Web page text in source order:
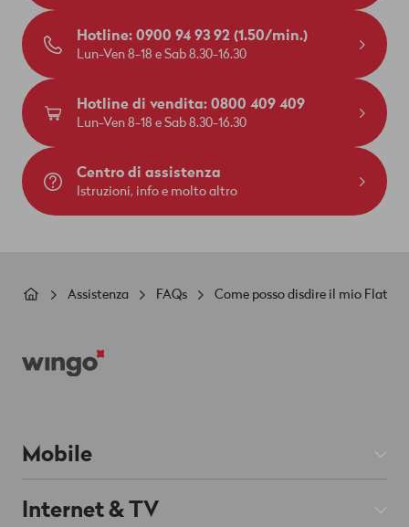
Hotline: 0900 94 93 92 (1.50/min.)
Lun-Ven 8-18 e Sab 8.30-16.30
Hotline di vendita: 0800 409 409
Lun-Ven 8-18 e Sab 8.30-16.30
Centro di assistenza
Istruzioni, info e molto altro
BricioleAssistenza FAQs Come posso disdire il mio Flat
Mobile
Abbonamenti Mobile
Internet & TV